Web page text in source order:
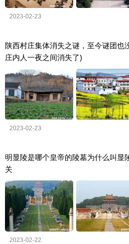
2023-02-23
陕西村庄集体消失之谜，至今谜团也
庄内人一夜之间消失了)
2023-02-23
明显陵是哪个皇帝的陵墓为什么叫显
关
2023-02-22